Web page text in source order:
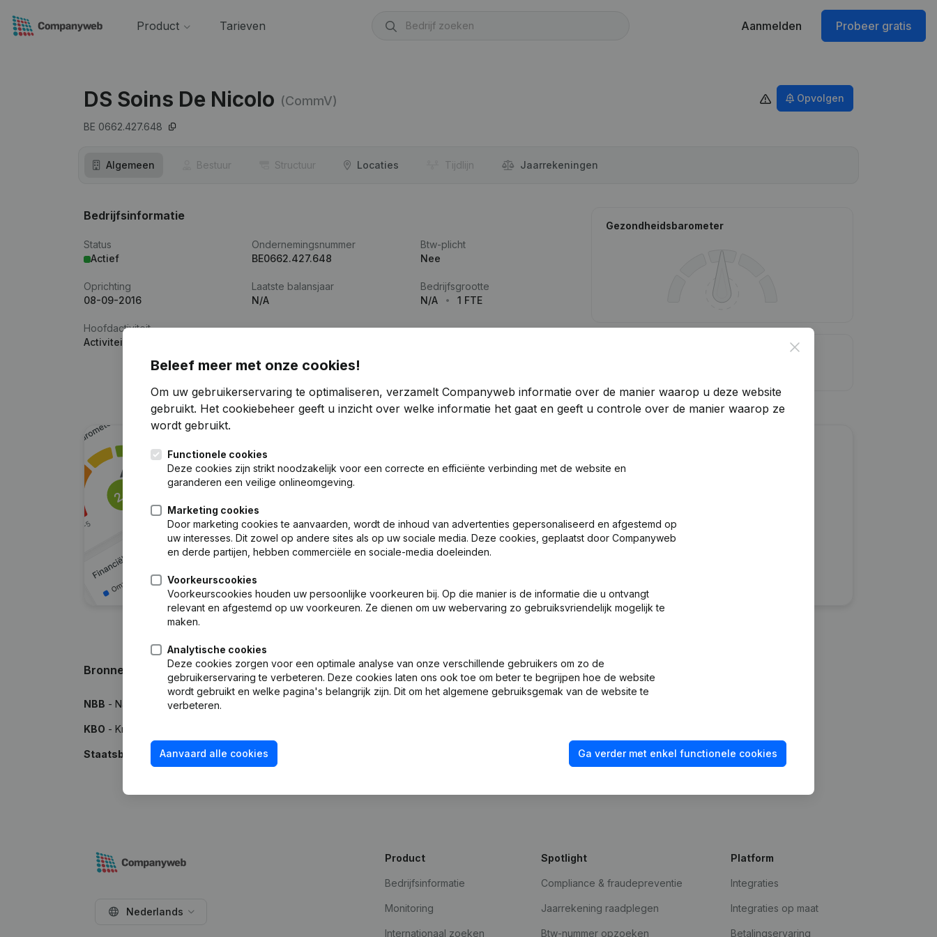
Product Tarieven Aanmelden Probeer gratis
DS Soins De Nicolo (CommV)
BE 0662.427.648
Opvolgen
Algemeen Bestuur Structuur Locaties Tijdlijn Jaar­rekeningen
Bedrijfsinformatie
Status
Actief
Ondernemingsnummer
BE0662.427.648
Btw-plicht
Nee
Oprichting
08-09-2016
Laatste balansjaar
N/A
Bedrijfsgrootte
N/A
1 FTE
Hoofdactiviteit
Activiteiten van verpleegkundigen en verloskundigen
Gezondheidsbarometer
Krijg updates van belangrijke ontwikkelingen
Probeer gratis Meer ontdekken
Bronnen
NBB - Nationale Bank van België
KBO - Kruispuntbank van Ondernemingen
Staatsblad - Publicaties in het Belgisch Staatsblad
Close
Beleef meer met onze cookies!
Om uw gebruikerservaring te optimaliseren, verzamelt Companyweb informatie over de manier waarop u deze website
gebruikt. Het cookiebeheer geeft u inzicht over welke informatie het gaat en geeft u controle over de manier waarop ze
wordt gebruikt.
Functionele cookies
Deze cookies zijn strikt noodzakelijk voor een correcte en efficiënte verbinding met de website en
garanderen een veilige onlineomgeving.
Marketing cookies
Door marketing cookies te aanvaarden, wordt de inhoud van advertenties gepersonaliseerd en afgestemd op
uw interesses. Dit zowel op andere sites als op uw sociale media. Deze cookies, geplaatst door Companyweb
en derde partijen, hebben commerciële en sociale-media doeleinden.
Voorkeurscookies
Voorkeurscookies houden uw persoonlijke voorkeuren bij. Op die manier is de informatie die u ontvangt
relevant en afgestemd op uw voorkeuren. Ze dienen om uw webervaring zo gebruiksvriendelijk mogelijk te
maken.
Analytische cookies
Deze cookies zorgen voor een optimale analyse van onze verschillende gebruikers om zo de
gebruikerservaring te verbeteren. Deze cookies laten ons ook toe om beter te begrijpen hoe de website
wordt gebruikt en welke pagina's belangrijk zijn. Dit om het algemene gebruiksgemak van de website te
verbeteren.
Aanvaard alle cookies Ga verder met enkel functionele cookies
Nederlands
Product
Bedrijfsinformatie
Monitoring
Internationaal zoeken
Spotlight
Compliance & fraudepreventie
Jaarrekening raadplegen
Btw-nummer opzoeken
Platform
Integraties
Integraties op maat
Betalingservaring